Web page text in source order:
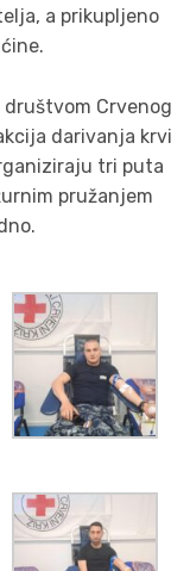
a prikupljeno
društvom Crvenog
darivanja krvi
tri puta
pružanjem